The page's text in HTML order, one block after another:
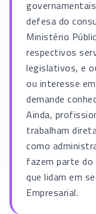
defesa do
Ministério
respectivos
legislativos, e
ou interesse
demande
Ainda,
trabalham
como
fazem parte do
que lidam em
Empresarial.